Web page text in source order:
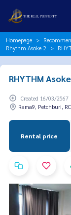
Homepage
Rhythm Asoke 2
RHYTHM
Created 16/03/2567
Rama9, Petchburi,
Rental price